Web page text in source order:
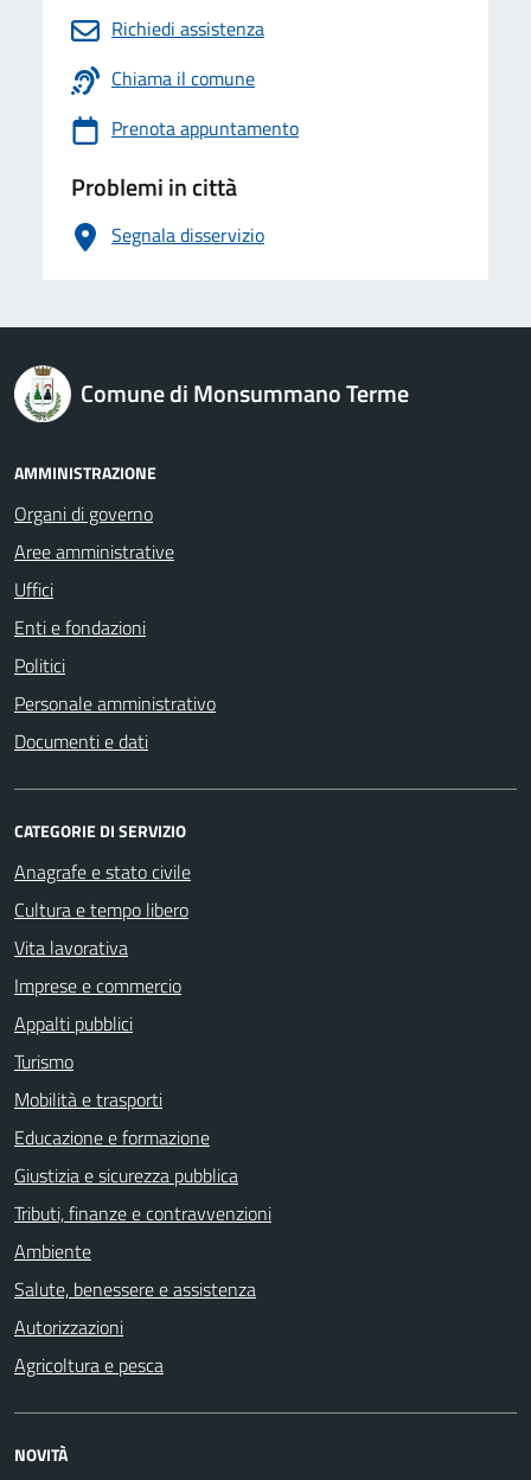
Richiedi assistenza
Chiama il comune
Prenota appuntamento
Problemi in città
Segnala disservizio
logo Unione Europea
Comune di Monsummano Terme
AMMINISTRAZIONE
Organi di governo
Aree amministrative
Uffici
Enti e fondazioni
Politici
Personale amministrativo
Documenti e dati
CATEGORIE DI SERVIZIO
Anagrafe e stato civile
Cultura e tempo libero
Vita lavorativa
Imprese e commercio
Appalti pubblici
Turismo
Mobilità e trasporti
Educazione e formazione
Giustizia e sicurezza pubblica
Tributi, finanze e contravvenzioni
Ambiente
Salute, benessere e assistenza
Autorizzazioni
Agricoltura e pesca
NOVITÀ